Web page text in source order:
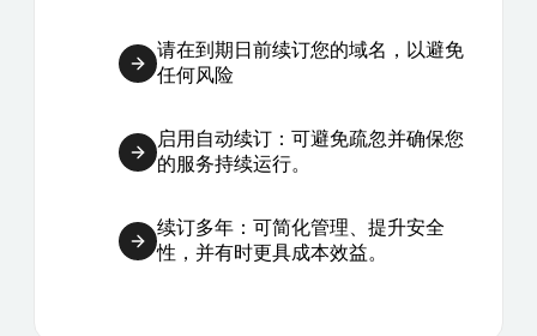
请在到期日前续订您的域名，以避免
任何风险
启用自动续订：可避免疏忽并确保您
的服务持续运行。
续订多年：可简化管理、提升安全
性，并有时更具成本效益。